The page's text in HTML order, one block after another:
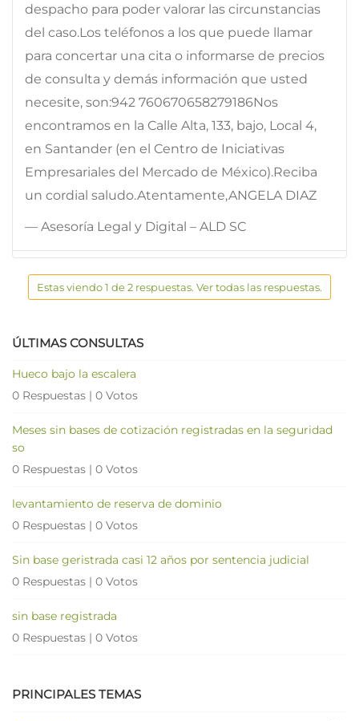
despacho para poder valorar las circunstancias
del caso.Los teléfonos a los que puede llamar
para concertar una cita o informarse de precios
de consulta y demás información que usted
necesite, son:942 760670658279186Nos
encontramos en la Calle Alta, 133, bajo, Local 4,
en Santander (en el Centro de Iniciativas
Empresariales del Mercado de México).Reciba
un cordial saludo.Atentamente,ANGELA DIAZ
— Asesoría Legal y Digital – ALD SC
Estas viendo 1 de 2 respuestas. Ver todas las respuestas.
ÚLTIMAS CONSULTAS
Hueco bajo la escalera
0 Respuestas | 0 Votos
Meses sin bases de cotización registradas en la seguridad
so
0 Respuestas | 0 Votos
levantamiento de reserva de dominio
0 Respuestas | 0 Votos
Sin base geristrada casi 12 años por sentencia judicial
0 Respuestas | 0 Votos
sin base registrada
0 Respuestas | 0 Votos
PRINCIPALES TEMAS